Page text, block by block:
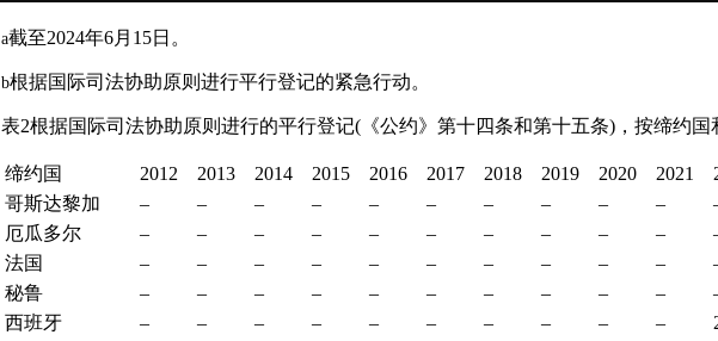
a截至2024年6月15日。
b根据国际司法协助原则进行平行登记的紧急行动。
表2根据国际司法协助原则进行的平行登记(《公约》第十四条和第十五条)，按缔约国
缔约国 2012 2013 2014 2015 2016 2017 2018 2019 2020 2021
哥斯达黎加
– – – – – – – – – –
厄瓜多尔
– – – – – – – – – –
法国
– – – – – – – – – –
秘鲁
– – – – – – – – – –
西班牙
– – – – – – – – – –